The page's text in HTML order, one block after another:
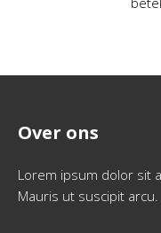
Over ons
Lorem ipsum dolor sit
Mauris ut suscipit arcu.